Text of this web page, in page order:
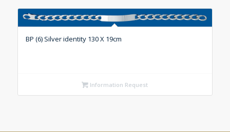
BP (6) Silver identity 130 X 19cm
Information Request